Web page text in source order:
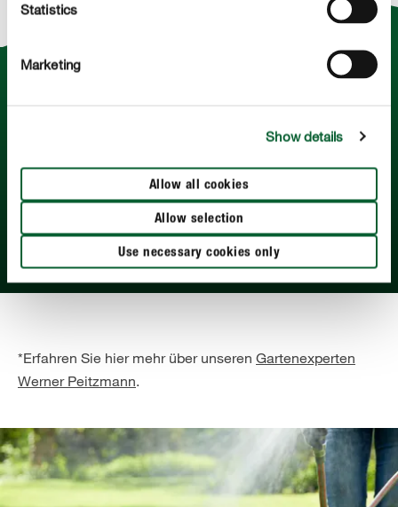
Statistics
Marketing
Show details
Allow all cookies
Allow selection
Use necessary cookies only
hohem Kaliumanteil stärken Ihren Rasen gegen
Trockenheit und machen ihn robust für jede
Herausforderung - gerade im Herbst und Winter.
WERNER PEITZMANN, DIPLOM-GARTENBAUINGENIEUR
UND GARTENEXPERTE BEI COMPO*
*Erfahren Sie hier mehr über unseren Gartenexperten
Werner Peitzmann.